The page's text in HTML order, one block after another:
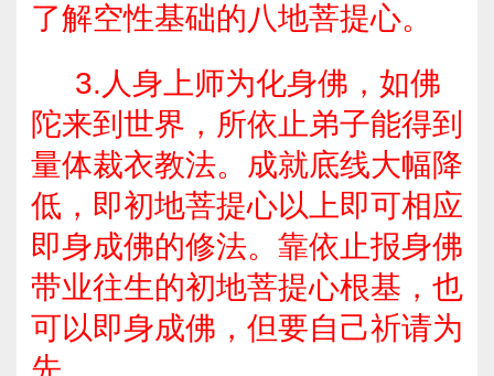
了解空性基础的八地菩提心。
3.人身上师为化身佛，如佛
陀来到世界，所依止弟子能得到
量体裁衣教法。 成就底线大幅降
低，即初地菩提心以上即可相应
即身成佛的修法。靠依止报身佛
带业往生的初地菩提心根基，也
可以即身成佛，但要自己祈请为